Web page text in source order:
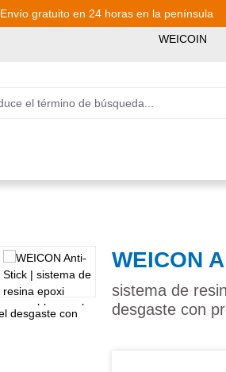
Envío gratuito en 24 horas en la península
WEICOIN
WEICON
sistema de
desgaste con